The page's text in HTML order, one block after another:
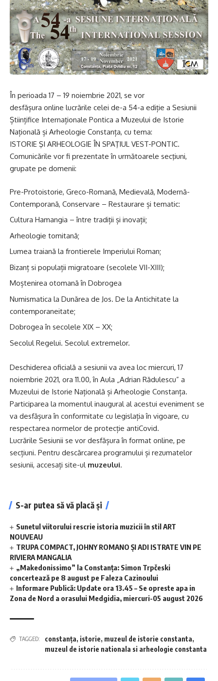
În perioada 17 – 19 noiembrie 2021, se vor
desfășura online lucrările celei de-a 54-a ediție a Sesiunii
Științifice Internaționale Pontica a Muzeului de Istorie
Națională și Arheologie Constanța, cu tema:
ISTORIE ŞI ARHEOLOGIE ÎN SPAŢIUL VEST-PONTIC.
Comunicările vor fi prezentate în următoarele secţiuni,
grupate pe domenii:
Pre-Protoistorie, Greco-Romană, Medievală, Modernă-
Contemporană, Conservare – Restaurare și tematic:
Cultura Hamangia – între tradiții și inovații;
Arheologie tomitană;
Lumea traiană la frontierele Imperiului Roman;
Bizanț si populații migratoare (secolele VII-XIII);
Moștenirea otomană în Dobrogea
Numismatica la Dunărea de Jos. De la Antichitate la
contemporaneitate;
Dobrogea în secolele XIX – XX;
Secolul Regelui. Secolul extremelor.
Deschiderea oficială a sesiunii va avea loc miercuri, 17
noiembrie 2021, ora 11.00, în Aula „Adrian Rădulescu” a
Muzeului de Istorie Națională și Arheologie Constanța.
Participarea la momentul inaugural al acestui eveniment se
va desfășura în conformitate cu legislația în vigoare, cu
respectarea normelor de protecție antiCovid.
Lucrările Sesiunii se vor desfășura în format online, pe
secțiuni. Pentru descărcarea programului și rezumatelor
sesiunii, accesați site-ul muzeului.
S-ar putea să vă placă și
Sunetul viitorului rescrie istoria muzicii în stil ART
NOUVEAU
TRUPA COMPACT, JOHNY ROMANO ȘI ADI ISTRATE VIN PE
RIVIERA MANGALIA
„Makedonissimo” la Constanța: Simon Trpčeski
concertează pe 8 august pe Faleza Cazinoului
Informare Publică: Update ora 13.45 – Se opreste apa in
Zona de Nord a orasului Medgidia, miercuri-05 august 2026
TAGGED: constanța, istorie, muzeul de istorie constanta,
muzeul de istorie nationala si arheologie constanta